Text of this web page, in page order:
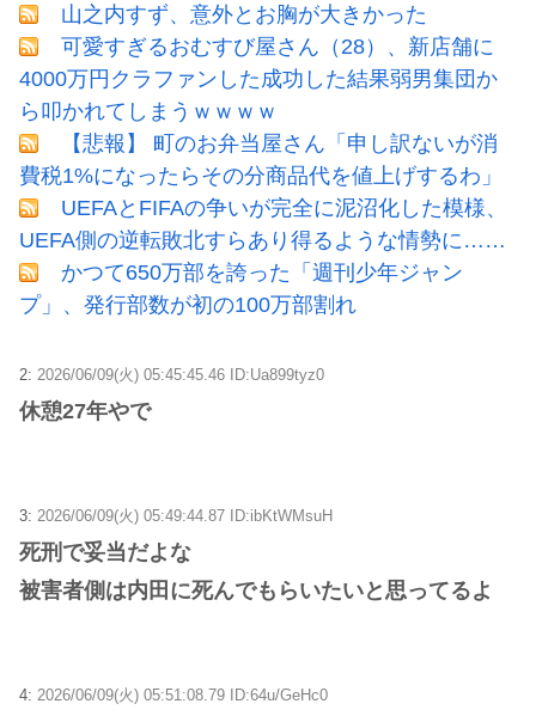
山之内すず、意外とお胸が大きかった
可愛すぎるおむすび屋さん（28）、新店舗に
4000万円クラファンした成功した結果弱男集団か
ら叩かれてしまうｗｗｗｗ
【悲報】 町のお弁当屋さん「申し訳ないが消
費税1%になったらその分商品代を値上げするわ」
UEFAとFIFAの争いが完全に泥沼化した模様、
UEFA側の逆転敗北すらあり得るような情勢に……
かつて650万部を誇った「週刊少年ジャン
プ」、発行部数が初の100万部割れ
2: 2026/06/09(火) 05:45:45.46 ID:Ua899tyz0
休憩27年やで
3: 2026/06/09(火) 05:49:44.87 ID:ibKtWMsuH
死刑で妥当だよな
被害者側は内田に死んでもらいたいと思ってるよ
4: 2026/06/09(火) 05:51:08.79 ID:64u/GeHc0